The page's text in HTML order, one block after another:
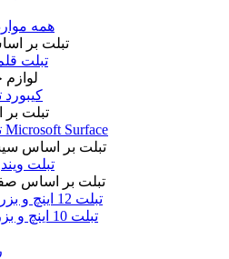
همه
تبلت بر
تبلت
لوازم
کیبورد
تبلت
تبلت Microsoft Surface
تبلت بر اساس
تبلت
تبلت بر اساس
تبلت 12 اینچ و بزرگ‌تر
تبلت 10 اینچ و بزرگتر